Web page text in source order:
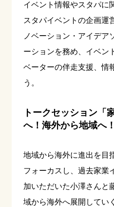
イベント情報やスタパに
スタパイベントの企画運
ノベーション・アイデア
ーションを務め、イベン
ベーターの伴走支援、情
う。
トークセッション「
へ！海外から地域へ！
地域から海外に進出を目
フォーカスし、過去家業
加いただいた小澤さんと
域から海外へ展開してい